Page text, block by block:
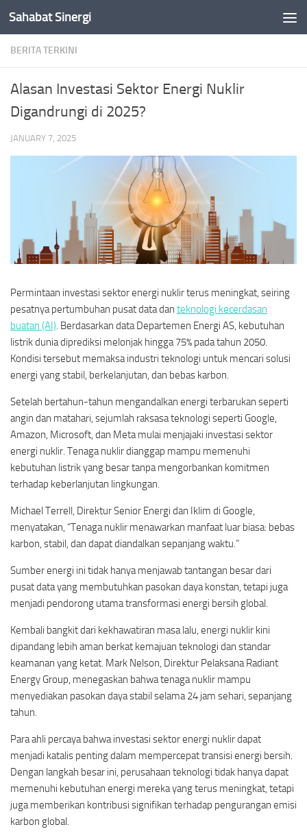
Skip to content
Sahabat Sinergi
BERITA TERKINI
Alasan Investasi Sektor Energi Nuklir
Digandrungi di 2025?
JANUARY 7, 2025
Permintaan investasi sektor energi nuklir terus meningkat, seiring
pesatnya pertumbuhan pusat data dan teknologi kecerdasan
buatan (AI). Berdasarkan data Departemen Energi AS, kebutuhan
listrik dunia diprediksi melonjak hingga 75% pada tahun 2050.
Kondisi tersebut memaksa industri teknologi untuk mencari solusi
energi yang stabil, berkelanjutan, dan bebas karbon.
Setelah bertahun-tahun mengandalkan energi terbarukan seperti
angin dan matahari, sejumlah raksasa teknologi seperti Google,
Amazon, Microsoft, dan Meta mulai menjajaki investasi sektor
energi nuklir. Tenaga nuklir dianggap mampu memenuhi
kebutuhan listrik yang besar tanpa mengorbankan komitmen
terhadap keberlanjutan lingkungan.
Michael Terrell, Direktur Senior Energi dan Iklim di Google,
menyatakan, “Tenaga nuklir menawarkan manfaat luar biasa: bebas
karbon, stabil, dan dapat diandalkan sepanjang waktu.”
Sumber energi ini tidak hanya menjawab tantangan besar dari
pusat data yang membutuhkan pasokan daya konstan, tetapi juga
menjadi pendorong utama transformasi energi bersih global.
Kembali bangkit dari kekhawatiran masa lalu, energi nuklir kini
dipandang lebih aman berkat kemajuan teknologi dan standar
keamanan yang ketat. Mark Nelson, Direktur Pelaksana Radiant
Energy Group, menegaskan bahwa tenaga nuklir mampu
menyediakan pasokan daya stabil selama 24 jam sehari, sepanjang
tahun.
Para ahli percaya bahwa investasi sektor energi nuklir dapat
menjadi katalis penting dalam mempercepat transisi energi bersih.
Dengan langkah besar ini, perusahaan teknologi tidak hanya dapat
memenuhi kebutuhan energi mereka yang terus meningkat, tetapi
juga memberikan kontribusi signifikan terhadap pengurangan emisi
karbon global.